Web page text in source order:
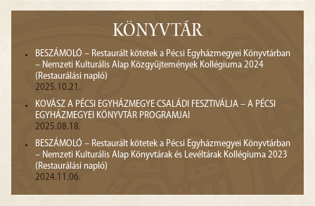
KÖNYVTÁR
BESZÁMOLÓ – Restaurált kötetek a Pécsi Egyházmegyei Könyvtárban
– Nemzeti Kulturális Alap Közgyűjtemények Kollégiuma 2024
(Restaurálási napló)
2025.10.21.
KOVÁSZ A PÉCSI EGYHÁZMEGYE CSALÁDI FESZTIVÁLJA – A PÉCSI
EGYHÁZMEGYEI KÖNYVTÁR PROGRAMJAI
2025.08.18.
BESZÁMOLÓ – Restaurált kötetek a Pécsi Egyházmegyei Könyvtárban
– Nemzeti Kulturális Alap Könyvtárak és Levéltárak Kollégiuma 2023
(Restaurálási napló)
2024.11.06.